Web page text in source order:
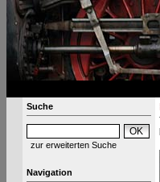
Suche
zur erweiterten Suche
Navigation